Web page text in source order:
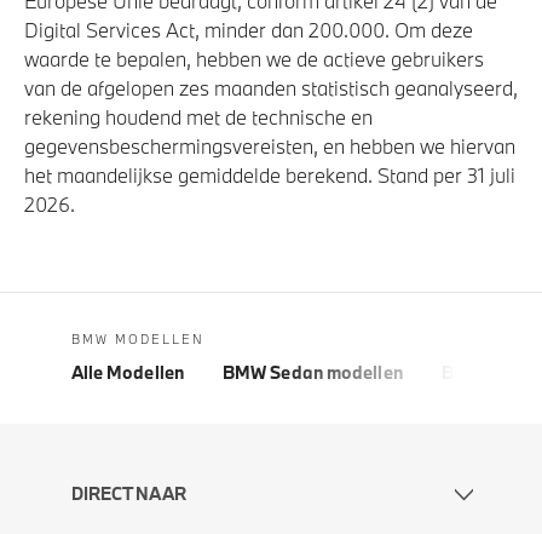
Digital Services Act, minder dan 200.000. Om deze
waarde te bepalen, hebben we de actieve gebruikers
van de afgelopen zes maanden statistisch geanalyseerd,
rekening houdend met de technische en
gegevensbeschermingsvereisten, en hebben we hiervan
het maandelijkse gemiddelde berekend. Stand per 31 juli
2026.
BMW MODELLEN
Alle Modellen BMW Sedan modellen
DIRECT NAAR